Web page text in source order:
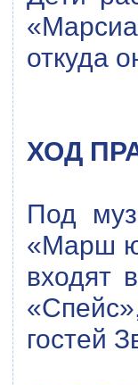
откуда
ХОД
Под
«Марш
входят
гостей